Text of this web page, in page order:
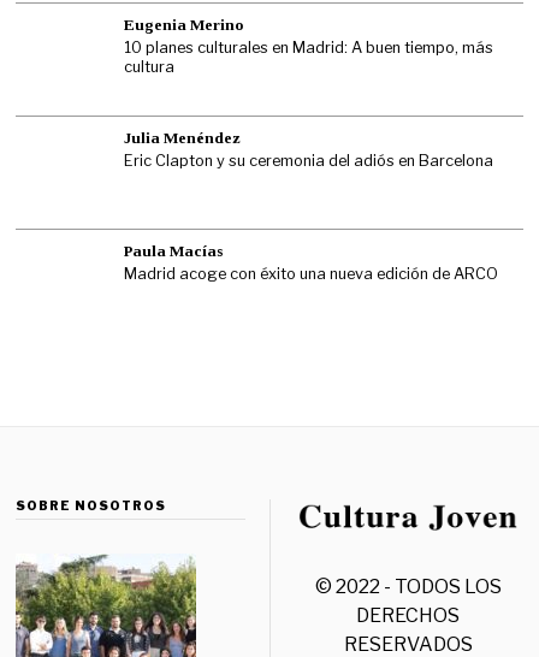
Eugenia Merino
10 planes culturales en Madrid: A buen tiempo, más
cultura
Julia Menéndez
Eric Clapton y su ceremonia del adiós en Barcelona
Paula Macías
Madrid acoge con éxito una nueva edición de ARCO
SOBRE NOSOTROS
© 2022 - TODOS LOS
DERECHOS
RESERVADOS